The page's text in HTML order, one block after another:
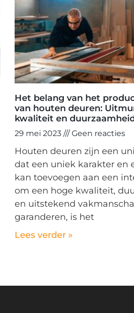
Het belang van het
van houten deuren:
kwaliteit en
29 mei 2023 Geen reacties
Houten deuren zijn een
dat een uniek karakter en
kan toevoegen aan een
om een hoge kwaliteit,
en uitstekend
garanderen, is het
Lees verder »